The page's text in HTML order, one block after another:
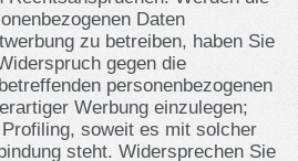
Daten
zu betreiben, haben Sie
gegen die
personenbezogenen
Werbung einzulegen;
soweit es mit solcher
steht. Widersprechen Sie